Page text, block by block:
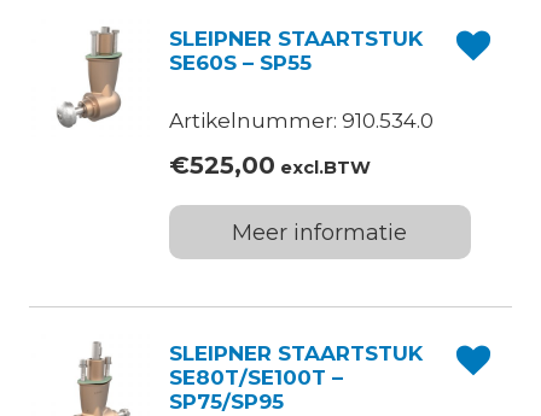
SLEIPNER STAARTSTUK
SE60S – SP55
Artikelnummer: 910.534.0
€525,00 excl.BTW
Meer informatie
SLEIPNER STAARTSTUK
SE80T/SE100T –
SP75/SP95